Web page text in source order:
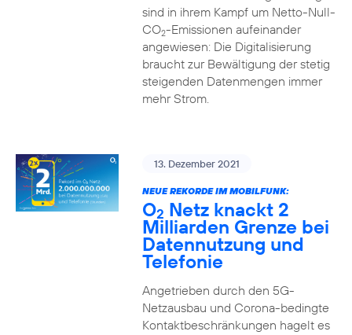
sind in ihrem Kampf um Netto-Null-
CO2-Emissionen aufeinander
angewiesen: Die Digitalisierung
braucht zur Bewältigung der stetig
steigenden Datenmengen immer
mehr Strom.
13. Dezember 2021
NEUE REKORDE IM MOBILFUNK:
O2 Netz knackt 2
Milliarden Grenze bei
Datennutzung und
Telefonie
Angetrieben durch den 5G-
Netzausbau und Corona-bedingte
Kontaktbeschränkungen hagelt es